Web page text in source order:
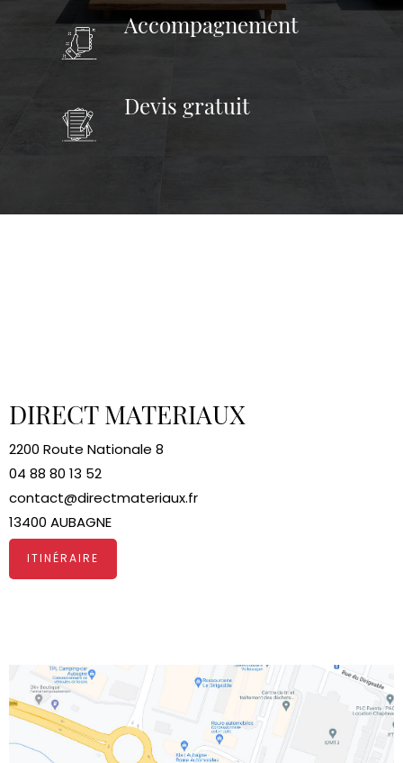
Accompagnement
Devis gratuit
DIRECT MATERIAUX
2200 Route Nationale 8
04 88 80 13 52
contact@directmateriaux.fr
13400 AUBAGNE
ITINÉRAIRE